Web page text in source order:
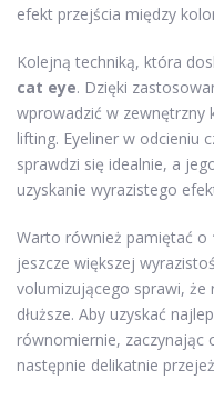
efekt przejścia między
Kolejną techniką, która
cat eye. Dzięki
wprowadzić w zewnętrzny
lifting. Eyeliner w odcieniu
sprawdzi się idealnie, a
uzyskanie wyrazistego
Warto również pamiętać o
jeszcze większej
volumizującego sprawi, że
dłuższe. Aby uzyskać
równomiernie, zaczynając
następnie delikatnie